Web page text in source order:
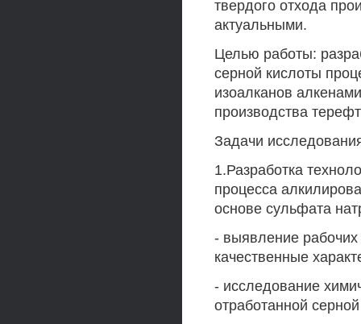
твердого отхода
актуальными.
Целью работы:
серной кислоты
изоалканов
производства
Задачи
1.Разработка
процесса
основе сульфата
- выявление рабочих
качественные
- исследование
отработанной